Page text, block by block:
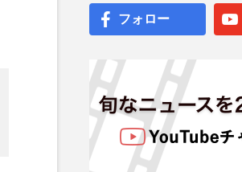
フォロー